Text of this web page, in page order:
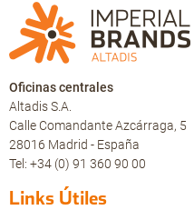
Oficinas centrales
Altadis S.A.
Calle Comandante Azcárraga, 5
28016 Madrid - España
Tel: +34 (0) 91 360 90 00
Links Útiles